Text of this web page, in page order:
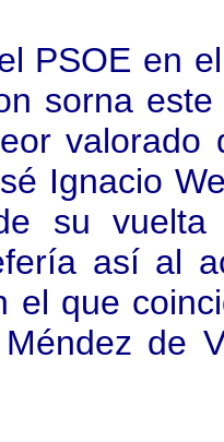
PSOE en
sorna
valorado
Ignacio
su vuelta
así al
el que
de